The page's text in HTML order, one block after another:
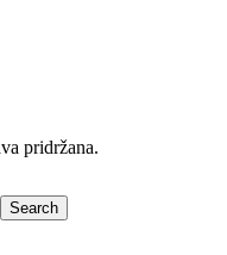
pridržana.
Search